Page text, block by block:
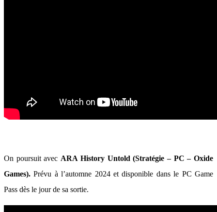
On poursuit avec ARA History Untold (Stratégie – PC – Oxide
Games).Prévu à l’automne 2024 et disponible dans le PC Game
Pass dès le jour de sa sortie.